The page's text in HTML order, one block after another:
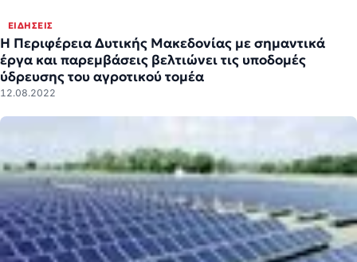
ΕΙΔΉΣΕΙΣ
Η Περιφέρεια Δυτικής Μακεδονίας με σημαντικά
έργα και παρεμβάσεις βελτιώνει τις υποδομές
ύδρευσης του αγροτικού τομέα
12.08.2022